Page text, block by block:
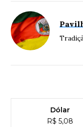
Dólar
R$ 5,08